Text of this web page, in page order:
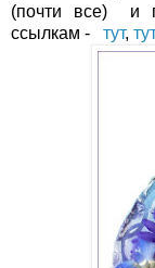
(почти все) и
ссылкам - тут, тут